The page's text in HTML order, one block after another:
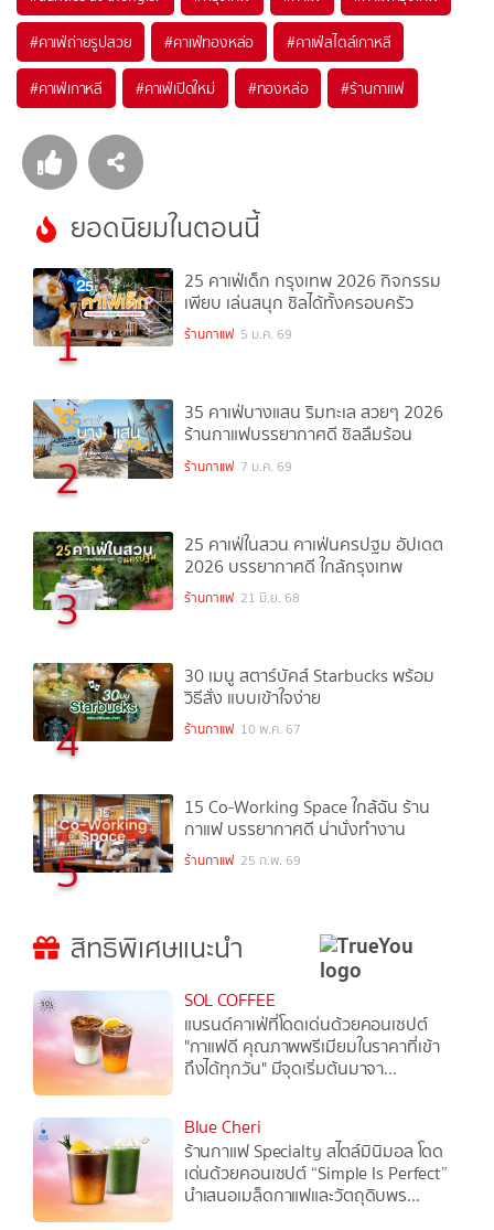
#คาเฟ่ถ่ายรูปสวย #คาเฟ่ทองหล่อ #คาเฟ่สไตล์เกาหลี
#คาเฟ่เกาหลี #คาเฟ่เปิดใหม่ #ทองหล่อ #ร้านกาแฟ
ยอดนิยมในตอนนี้
1
25 คาเฟ่เด็ก กรุงเทพ 2026 กิจกรรม
เพียบ เล่นสนุก ชิลได้ทั้งครอบครัว
ร้านกาแฟ 5 ม.ค. 69
2
35 คาเฟ่บางแสน ริมทะเล สวยๆ 2026
ร้านกาแฟบรรยากาศดี ชิลลืมร้อน
ร้านกาแฟ 7 ม.ค. 69
3
25 คาเฟ่ในสวน คาเฟ่นครปฐม อัปเดต
2026 บรรยากาศดี ใกล้กรุงเทพ
ร้านกาแฟ 21 มิ.ย. 68
4
30 เมนู สตาร์บัคส์ Starbucks พร้อม
วิธีสั่ง แบบเข้าใจง่าย
ร้านกาแฟ 10 พ.ค. 67
5
15 Co-Working Space ใกล้ฉัน ร้าน
กาแฟ บรรยากาศดี น่านั่งทำงาน
ร้านกาแฟ 25 ก.พ. 69
สิทธิพิเศษแนะนำ
SOL COFFEE
แบรนด์คาเฟ่ที่โดดเด่นด้วยคอนเซปต์
"กาแฟดี คุณภาพพรีเมียมในราคาที่เข้า
ถึงได้ทุกวัน" มีจุดเริ่มต้นมาจา...
Blue Cheri
ร้านกาแฟ Specialty สไตล์มินิมอล โดด
เด่นด้วยคอนเซปต์ “Simple Is Perfect”
นำเสนอเมล็ดกาแฟและวัตถุดิบพร...